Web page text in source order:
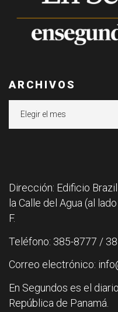
ARCHIVOS
Dirección: Edificio
la Calle del Agua (al
F.
Teléfono: 385-8777 /
Correo electrónico:
En Segundos es el
República de Panamá.